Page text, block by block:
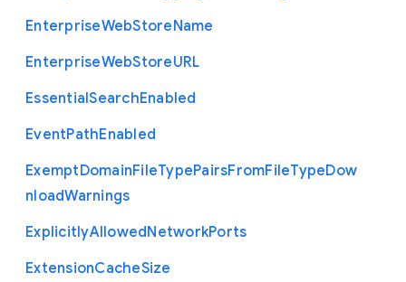
EnterpriseWebStoreName
EnterpriseWebStoreURL
EssentialSearchEnabled
EventPathEnabled
ExemptDomainFileTypePairsFromFileTypeDow
nloadWarnings
ExplicitlyAllowedNetworkPorts
ExtensionCacheSize